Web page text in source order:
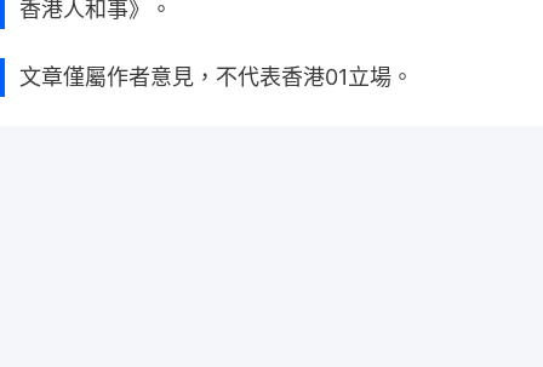
香港人和事》。
文章僅屬作者意見，不代表香港01立場。